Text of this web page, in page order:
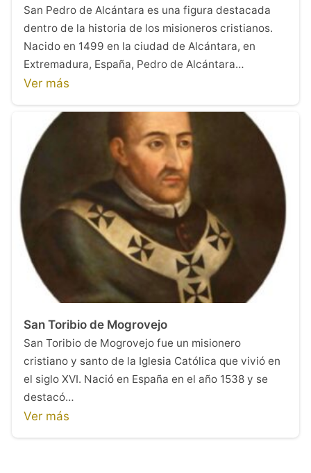
San Pedro de Alcántara es una figura destacada
dentro de la historia de los misioneros cristianos.
Nacido en 1499 en la ciudad de Alcántara, en
Extremadura, España, Pedro de Alcántara…
Ver más
San Toribio de Mogrovejo
San Toribio de Mogrovejo fue un misionero
cristiano y santo de la Iglesia Católica que vivió en
el siglo XVI. Nació en España en el año 1538 y se
destacó…
Ver más